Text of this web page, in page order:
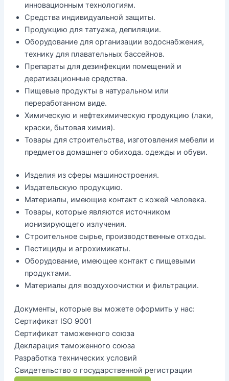
инновационным технологиям.
Средства индивидуальной защиты.
Продукцию для татуажа, депиляции.
Оборудование для организации водоснабжения,
технику для плавательных бассейнов.
Препараты для дезинфекции помещений и
дератизационные средства.
Пищевые продукты в натуральном или
переработанном виде.
Химическую и нефтехимическую продукцию (лаки,
краски, бытовая химия).
Товары для строительства, изготовления мебели и
предметов домашнего обихода. одежды и обуви.
Изделия из сферы машиностроения.
Издательскую продукцию.
Материалы, имеющие контакт с кожей человека.
Товары, которые являются источником
ионизирующего излучения.
Строительное сырье, производственные отходы.
Пестициды и агрохимикаты.
Оборудование, имеющее контакт с пищевыми
продуктами.
Материалы для воздухоочистки и фильтрации.
Документы, которые вы можете оформить у нас:
Сертификат ISO 9001
Сертификат таможенного союза
Декларация таможенного союза
Разработка технических условий
Свидетельство о государственной регистрации